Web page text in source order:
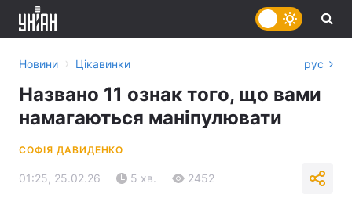
Новини › Цікавинки рус
Названо 11 ознак того, що вами
намагаються маніпулювати
СОФІЯ ДАВИДЕНКО
01:25, 25.02.26 5 хв. 2452